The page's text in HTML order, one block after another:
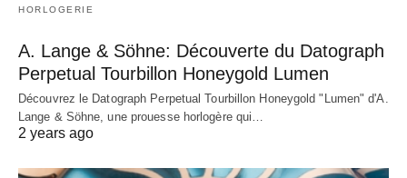
HORLOGERIE
A. Lange & Söhne: Découverte du Datograph
Perpetual Tourbillon Honeygold Lumen
Découvrez le Datograph Perpetual Tourbillon Honeygold "Lumen" d'A.
Lange & Söhne, une prouesse horlogère qui…
2 years ago